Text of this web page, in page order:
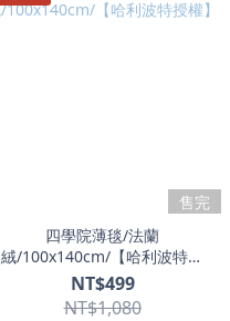
售完
四學院薄毯/法蘭
絨/100x140cm/【哈利波特授
權】
NT$499
NT$1,080